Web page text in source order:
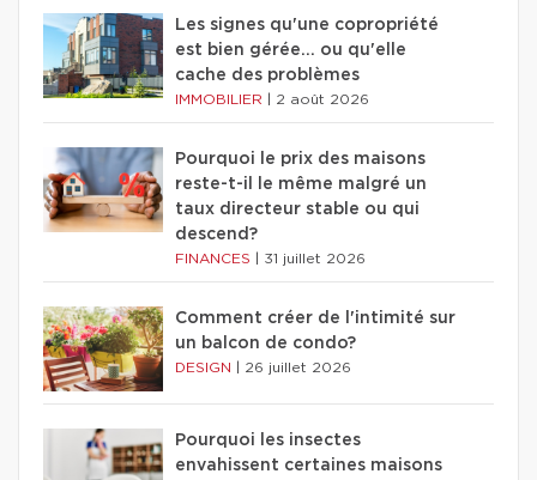
Les signes qu'une copropriété
est bien gérée… ou qu'elle
cache des problèmes
IMMOBILIER 2 août 2026
Pourquoi le prix des maisons
reste-t-il le même malgré un
taux directeur stable ou qui
descend?
FINANCES 31 juillet 2026
Comment créer de l'intimité sur
un balcon de condo?
DESIGN 26 juillet 2026
Pourquoi les insectes
envahissent certaines maisons